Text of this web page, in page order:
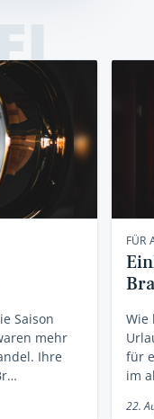
Saison
mehr
Ihre
FÜR
Wie
für
im
22.